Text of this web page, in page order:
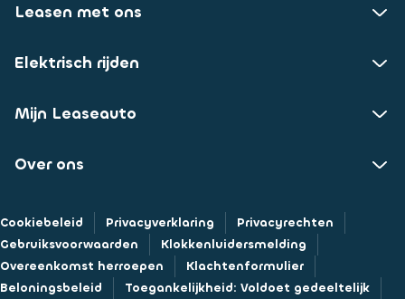
Leasen met ons
Elektrisch rijden
Mijn Leaseauto
Over ons
Cookiebeleid Privacyverklaring
Privacyrechten
Gebruiksvoorwaarden
Klokkenluidersmelding
Overeenkomst herroepen
Klachtenformulier
Beloningsbeleid
Toegankelijkheid: Voldoet gedeeltelijk